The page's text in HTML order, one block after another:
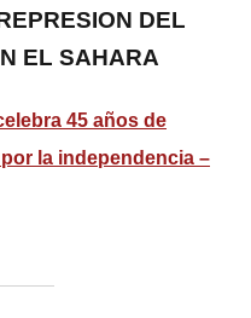
DEL
EL SAHARA
45 años de
la independencia –